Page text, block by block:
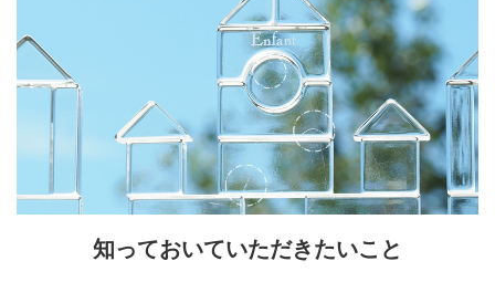
知っておいていただきたいこと